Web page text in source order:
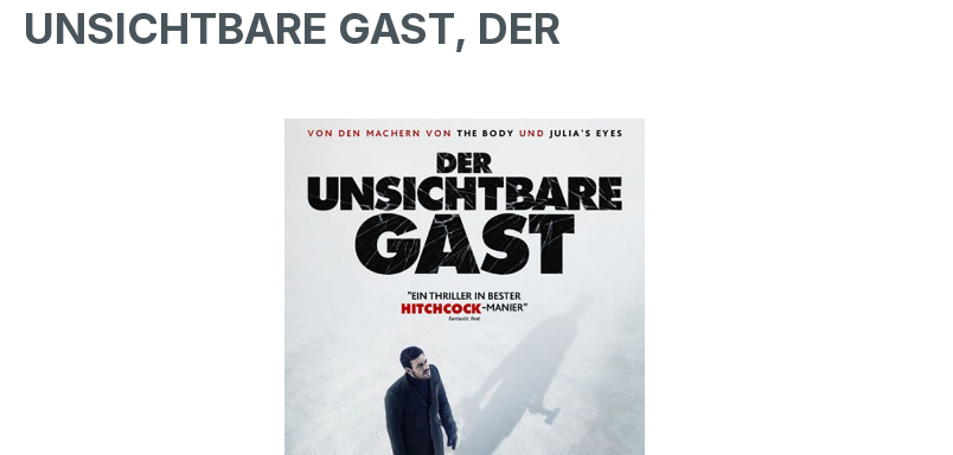
UNSICHTBARE GAST, DER